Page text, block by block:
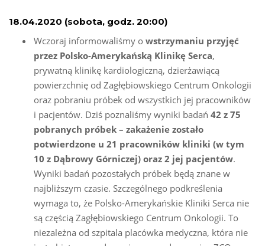
18.04.2020 (sobota, godz. 20:00)
Wczoraj informowaliśmy o wstrzymaniu przyjęć
przez Polsko-Amerykańską Klinikę Serca,
prywatną klinikę kardiologiczną, dzierżawiącą
powierzchnię od Zagłębiowskiego Centrum Onkologii
oraz pobraniu próbek od wszystkich jej pracowników
i pacjentów. Dziś poznaliśmy wyniki badań 42 z 75
pobranych próbek – zakażenie zostało
potwierdzone u 21 pracowników kliniki (w tym
10 z Dąbrowy Górniczej) oraz 2 jej pacjentów.
Wyniki badań pozostałych próbek będą znane w
najbliższym czasie. Szczególnego podkreślenia
wymaga to, że Polsko-Amerykańskie Kliniki Serca nie
są częścią Zagłębiowskiego Centrum Onkologii. To
niezależna od szpitala placówka medyczna, która nie